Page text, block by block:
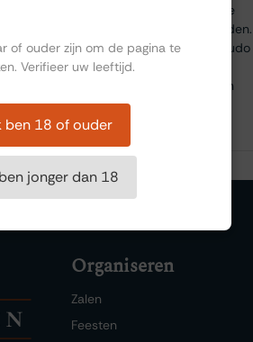
en ondergaan een gecontroleerde
aroma’s en complexiteit te behouden.
en vakmanschap blijft Feudo
producent in de regio, en deze Foglio
prachtig voorbeeld van hun passie en
Organiseren
Zalen
Feesten
of ouder zijn om de pagina te
Verifieer uw leeftijd.
ben 18 of ouder
jonger dan 18